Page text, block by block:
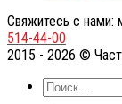
Свяжитесь с нами:
514-44-00
2015 - 2026 ©